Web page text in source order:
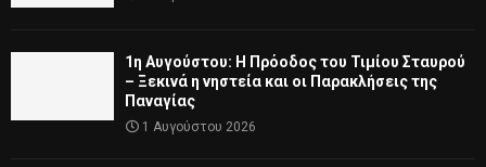
1η Αυγούστου: Η Πρόοδος του Τιμίου Σταυρού
– Ξεκινά η νηστεία και οι Παρακλήσεις της
Παναγίας
1 Αυγούστου 2026